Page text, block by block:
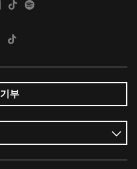
기부